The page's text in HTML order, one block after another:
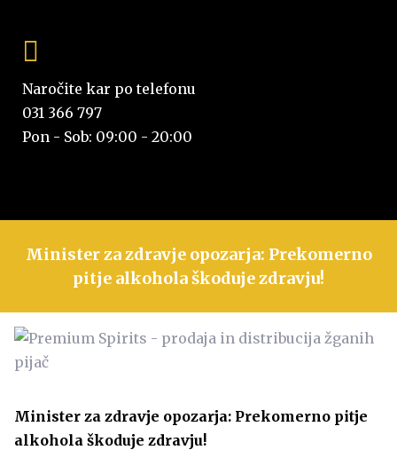
Naročite kar po telefonu
031 366 797
Pon - Sob: 09:00 - 20:00
Minister za zdravje opozarja: Prekomerno
pitje alkohola škoduje zdravju!
Minister za zdravje opozarja: Prekomerno pitje
alkohola škoduje zdravju!